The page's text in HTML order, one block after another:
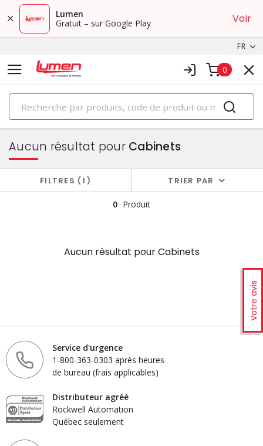
Lumen
Gratuit – sur Google Play
Voir
FR
0
PRODUITS
boîtiers et cabinets
Votre avis
Aucun résultat pourCabinets
FILTRES 1 TRIER PAR
0 Produit
Aucun résultat pourCabinets
Service d'urgence
1-800-363-0303 après heures
de bureau (frais applicables)
Distributeur agréé
Rockwell Automation
Québec seulement